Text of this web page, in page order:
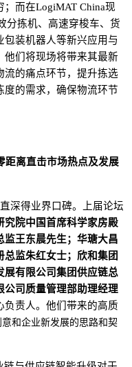
； 而在LogiMAT China现
分拣机、高速穿梭车、货
装机器人等新兴应用与
他们将现场将带来其最新
流的痛点环节， 提升拣选
度的需求，确保物流环节
距离直击市场热点及发展
深得业界口碑。
上届论坛
究院中国首席科学家房殿
监王东晨先生； 华瑭大昌
总监朱红女士； 欣和集团
展有限公司集团供应链总
公司质量管理部助理经理
责人。 他们带来的高质
和企业新发展的思路和契